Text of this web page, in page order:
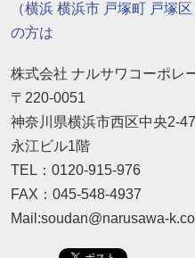
（横浜 横浜市 戸塚町 戸塚
の方は
株式会社 ナルサワコーポレ
〒220-0051
神奈川県横浜市西区中央2-
永江ビル1階
TEL：0120-915-976
FAX：045-548-4937
Mail:soudan@narusawa-